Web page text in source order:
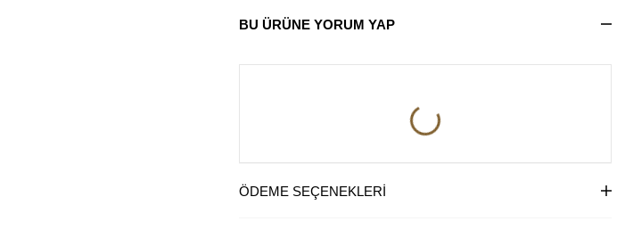
BU ÜRÜNE YORUM YAP
ÖDEME SEÇENEKLERI